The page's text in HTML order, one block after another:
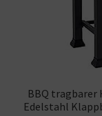
BBQ
Edelstahl